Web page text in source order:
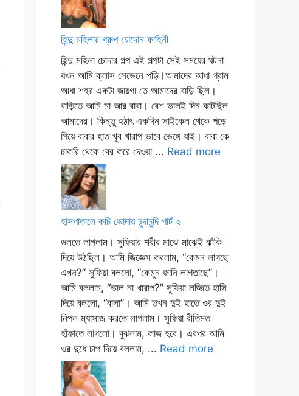
হিন্দু মহিলার গ্রুপ চোদোন কাহিনী
হিন্দু মহিলা চোদার গল্প এই গল্পটা সেই সময়ের ঘটনা
যখন আমি ক্লাস সেভেনে পড়ি।আমাদের আধা গ্রাম
আধা শহর একটা জায়গা তে আমাদের বাড়ি ছিল।
বাড়িতে আমি মা আর বাবা। বেশ ভালই দিন কাটছিল
আমাদের। কিন্তু হঠাৎ একদিন সাইকেল থেকে পড়ে
গিয়ে বাবার হাত খুব খারাপ ভাবে ভেঙ্গে যাই। বাবা কে
চাকরি থেকে বের করে দেওয়া ... Read more
হাসপাতালে কচি ভোদায় চুদাচুদি পার্ট ২
ডলতে লাগলাম। সুফিয়ার শরীর মাঝে মাঝেই ঝাঁকি
দিয়ে উঠছিল। আমি জিজ্ঞেস করলাম, “কেমন লাগছে
এখন?” সুফিয়া বললো, “কেমুন জানি লাগতাছে”।
আমি বললাম, “ভাল না খারাপ?” সুফিয়া লজ্জিত হাসি
দিয়ে বললো, “বালা”। আমি তখন দুই হাতে ওর দুই
নিপল ম্যাসাজ করতে লাগলাম। সুফিয়া রীতিমত
হাঁফাতে লাগলো। বুঝলাম, কাজ হবে। এরপর আমি
ওর দুধে চাপ দিয়ে বললাম, ... Read more